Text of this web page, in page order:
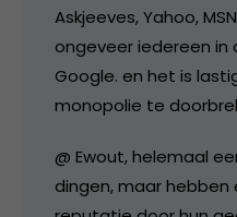
Askjeeves, Yahoo,
ongeveer iedereen in
Google. en het is
monopolie te
@ Ewout, helemaal
dingen, maar